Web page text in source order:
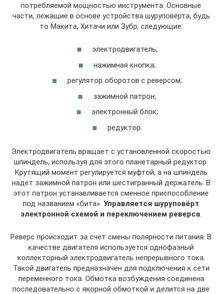
потребляемой мощностью инструмента. Основные
части, лежащие в основе устройства шуруповёрта, будь
то Макита, Хитачи или Зубр, следующие:
электродвигатель;
нажимная кнопка;
регулятор оборотов с реверсом;
зажимной патрон;
электронный блок;
редуктор.
Электродвигатель вращает с установленной скоростью
шпиндель, используя для этого планетарный редуктор.
Крутящий момент регулируется муфтой, а на шпиндель
надет зажимной патрон или шестигранный держатель. В
этот патрон устанавливается сменное приспособление
под названием «бита». Управляется шуруповёрт
электронной схемой и переключением реверса.
Реверс происходит за счёт смены полярности питания. В
качестве двигателя используется однофазный
коллекторный электродвигатель непрерывного тока.
Такой двигатель предназначен для подключения к сети
переменного тока. Обмотка возбуждения соединена
последовательно с якорной обмоткой и делится на две